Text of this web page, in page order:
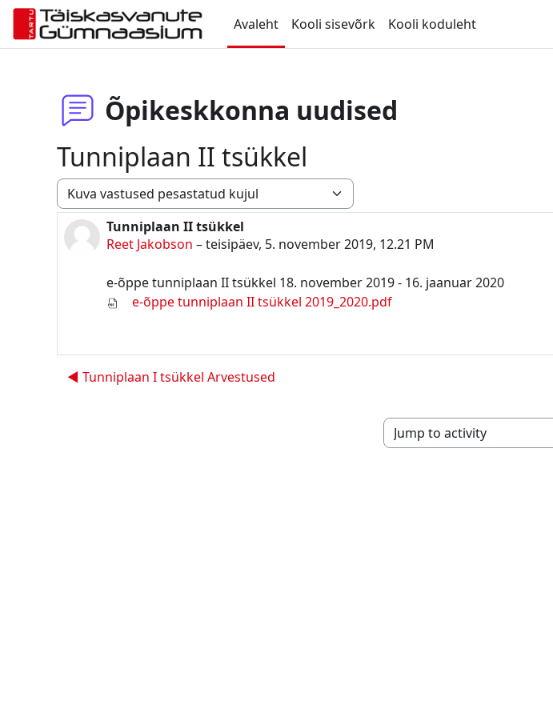
Jäta vahele peasisuni
Avaleht
Kooli sisevõrk Kooli koduleht
Õpikeskkonna uudised
Tunniplaan II tsükkel
Kuvamisrežiim
Tunniplaan II tsükkel
Reet Jakobson –teisipäev, 5. november 2019, 12.21 PM
Vastuste arv 0
e-õppe tunniplaan II tsükkel 18. november 2019 - 16. jaanuar 2020
e-õppe tunniplaan II tsükkel 2019_2020.pdf
◀︎ Tunniplaan I tsükkel Arvestused
Jump to activity